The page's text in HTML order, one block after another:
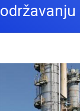
održavanju